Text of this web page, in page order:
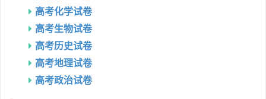
高考化学试卷
高考生物试卷
高考历史试卷
高考地理试卷
高考政治试卷